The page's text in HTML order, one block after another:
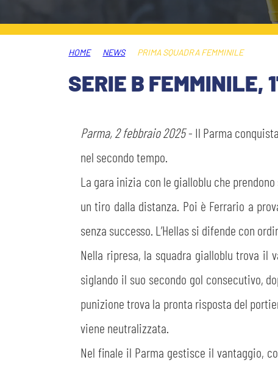
STORE
MUSEO
INFORMATIVA FINANZIARIA
MEDIA
HOME NEWS PRIMA SQUADRA FEMMINILE
SERIE B FEMMINILE,
Parma, 2 febbraio 2025- Il Parma
nel secondo tempo.
La gara inizia con le gialloblu che
un tiro dalla distanza. Poi è Ferrario a
senza successo. L’Hellas si difende con
Nella ripresa, la squadra gialloblu trova il
siglando il suo secondo gol consecutivo,
punizione trova la pronta risposta del
viene neutralizzata.
Nel finale il Parma gestisce il vantaggio,